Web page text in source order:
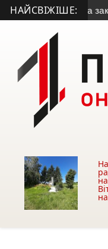
НАЙСВІЖІШЕ:
голова закликав